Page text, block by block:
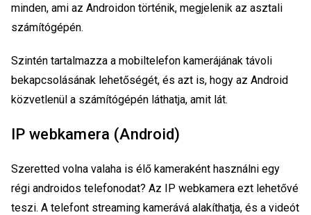
minden, ami az Androidon történik, megjelenik az asztali
számítógépén.
Szintén tartalmazza a mobiltelefon kamerájának távoli
bekapcsolásának lehetőségét, és azt is, hogy az Android
közvetlenül a számítógépén láthatja, amit lát.
IP webkamera (Android)
Szeretted volna valaha is élő kameraként használni egy
régi androidos telefonodat? Az IP webkamera ezt lehetővé
teszi. A telefont streaming kamerává alakíthatja, és a videót